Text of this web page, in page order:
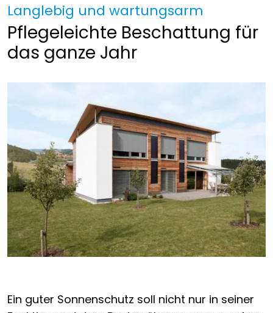
Langlebig und wartungsarm
Pflegeleichte Beschattung für
das ganze Jahr
Ein guter Sonnenschutz soll nicht nur in seiner